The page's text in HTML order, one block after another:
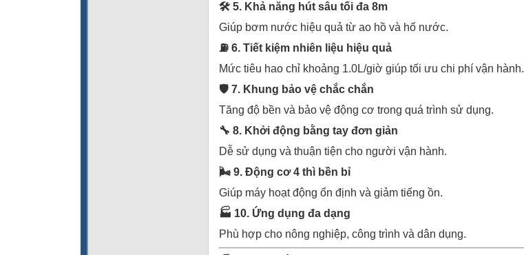
🛠 ️ 5. Khả năng hút sâu tối đa 8m
Giúp bơm nước hiệu quả từ ao hồ và hố nước.
⛽ 6. Tiết kiệm nhiên liệu hiệu quả
Mức tiêu hao chỉ khoảng 1.0L/giờ giúp tối ưu chi phí vận hành.
🛡 ️ 7. Khung bảo vệ chắc chắn
Tăng độ bền và bảo vệ động cơ trong quá trình sử dụng.
🔧 8. Khởi động bằng tay đơn giản
Dễ sử dụng và thuận tiện cho người vận hành.
🌬 ️ 9. Động cơ 4 thì bền bỉ
Giúp máy hoạt động ổn định và giảm tiếng ồn.
🏭 10. Ứng dụng đa dạng
Phù hợp cho nông nghiệp, công trình và dân dụng.